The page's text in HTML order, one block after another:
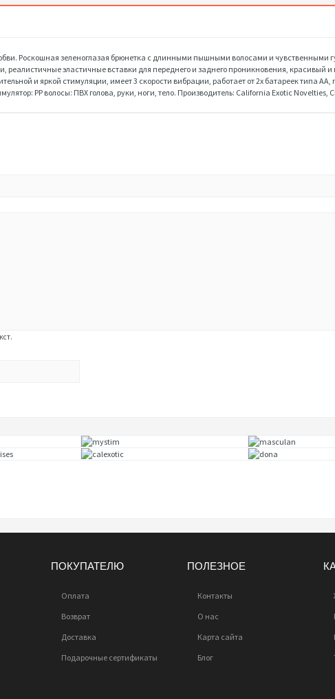
Роскошная зеленоглазая брюнетка с длинными пышными волосами и чувственными
реалистичные эластичные вставки для переднего и заднего проникновения,
и яркой стимуляции, имеет 3 скорости вибрации, работает от 2х батареек типа
PP волосы: ПВХ голова, руки, ноги, тело. Производитель: California Exotic Novelties,
ПОКУПАТЕЛЮ
Оплата
Возврат
Доставка
Подарочные сертификаты
ПОЛЕЗНОЕ
Контакты
О нас
Карта сайта
Блог